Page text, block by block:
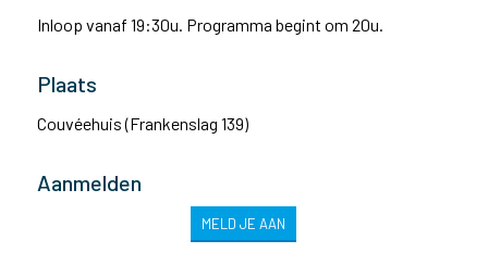
Inloop vanaf 19:30u. Programma begint om 20u.
Plaats
Couvéehuis (Frankenslag 139)
Aanmelden
MELD JE AAN